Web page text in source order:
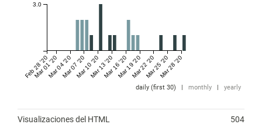
Feb 28 '20
Mar 01 '20Mar 04 '20Mar 07 '20Mar 10 '20Mar 13 '20Mar 16 '20Mar 19 '20Mar 22 '20Mar 25 '20Mar 28 '20
3.0
daily (first 30) | monthly | yearly
Visualizaciones del HTML 504